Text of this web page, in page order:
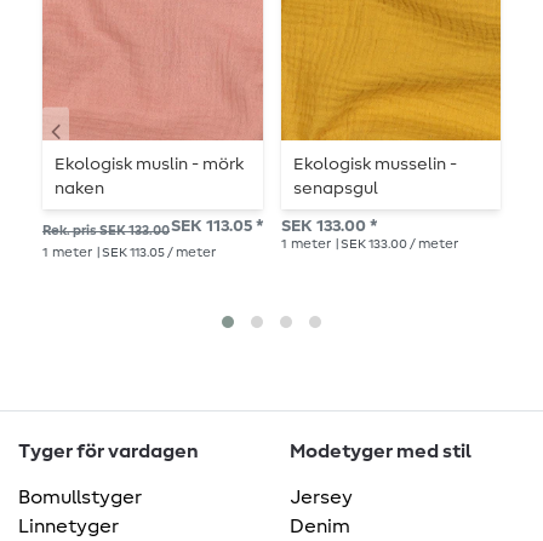
Ekologisk muslin - mörk
naken
Rek. pris SEK 133.00SEK 113.05 *
1 meter | SEK 113.05 / meter
Ekologisk musselin -
senapsgul
SEK 133.00 *
1 meter | SEK 133.00 / meter
Tyger för vardagen
Bomullstyger
Linnetyger
Modetyger med stil
Jersey
Denim